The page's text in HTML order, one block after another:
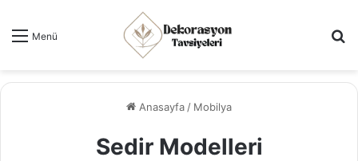
Menü
Anasayfa / Mobilya
Sedir Modelleri